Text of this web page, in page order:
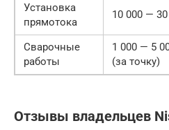
Установка
прямотока
10 000 —
Сварочные
работы
1 000 — 5
(за точку)
Отзывы владельцев